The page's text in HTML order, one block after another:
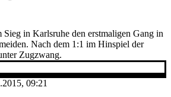
in Karlsruhe den erstmaligen Gang in
Nach dem 1:1 im Hinspiel der
Zugzwang.
09:21